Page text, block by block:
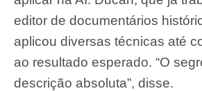
editor de documentários
aplicou diversas técnicas até
ao resultado esperado. “O
descrição absoluta”, disse.